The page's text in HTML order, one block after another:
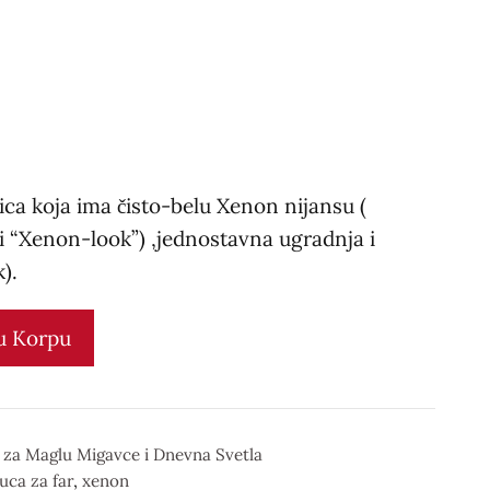
koja ima čisto-belu Xenon nijansu (
look”) ,jednostavna ugradnja i
Korpu
Maglu Migavce i Dnevna Svetla
za far, xenon